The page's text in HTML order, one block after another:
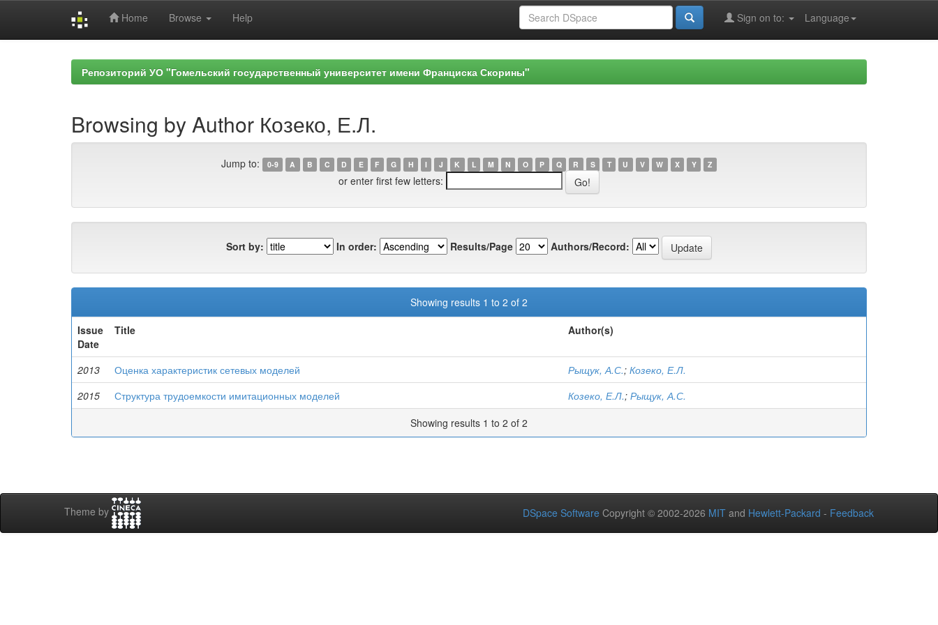
Home Browse Help Language
Sign on to:
Репозиторий УО "Гомельский государственный университет имени Франциска Скорины"
Browsing by Author Козеко, Е.Л.
Jump to: 0-9 A B C D E F G H I J K L M N O P Q R S T U V W X Y Z
or enter first few letters:
Sort by: In order: Results/Page Authors/Record:
Showing results 1 to 2 of 2
Issue
Date
Title Author(s)
2013 Оценка характеристик сетевых моделей Рыщук, А.С.; Козеко, Е.Л.
2015
Структура трудоемкости имитационных моделей Козеко, Е.Л.; Рыщук, А.С.
Showing results 1 to 2 of 2
Theme by DSpace Software Copyright © 2002-2026 MIT and Hewlett-Packard - Feedback